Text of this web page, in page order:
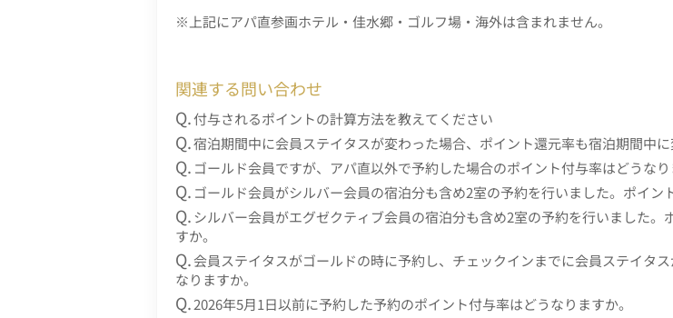
※上記にアパ直参画ホテル・佳水郷・ゴルフ場・海外は含まれません。
関連する問い合わせ
付与されるポイントの計算方法を教えてください
宿泊期間中に会員ステイタスが変わった場合、ポイント還元率も宿泊期間中
ゴールド会員ですが、アパ直以外で予約した場合のポイント付与率はどうなり
ゴールド会員がシルバー会員の宿泊分も含め2室の予約を行いました。ポイン
シルバー会員がエグゼクティブ会員の宿泊分も含め2室の予約を行いました
すか。
会員ステイタスがゴールドの時に予約し、チェックインまでに会員ステイタ
なりますか。
2026年5月1日以前に予約した予約のポイント付与率はどうなりますか。